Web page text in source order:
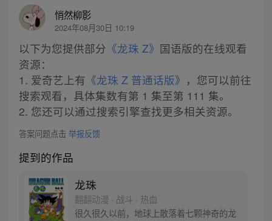
悄然柳影
2024年08月30日 10:19
以下为您提供部分 《龙珠 Z》 国语版的在线观看
资源：
1. 爱奇艺上有 《龙珠 Z 普通话版》 ，您可以前往
搜索观看，具体集数有第 1 集至第 111 集。
2. 您还可以通过搜索引擎查找更多相关资源。
答案问题点击 举报反馈
提到的作品
龙珠
翻翻动漫 · 战斗 · 热血
很久很久以前，地球上散落着七颗神奇的龙